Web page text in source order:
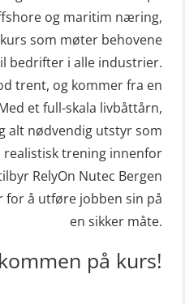
(FSC121)
(OFA107)
og HLO
med e-læring
og
for plattformsjefer
repetisjon
oppdatering
for
skip med eLearning
Livbåtfører
8 t – konvensjonell
Mann-Over-Bord
og maritim næring,
som møter behovene
bedrifter i alle industrier.
trent, og kommer fra en
et full-skala livbåttårn,
alt nødvendig utstyr som
trening innenfor
RelyOn Nutec Bergen
for å utføre jobben sin på
en sikker måte.
på kurs!